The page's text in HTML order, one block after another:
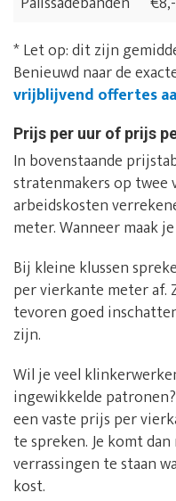
* Let op: dit zijn
Benieuwd naar de
vrijblijvend offertes
Prijs per uur of prijs
In bovenstaande
stratenmakers op twee
arbeidskosten
meter. Wanneer maak
Bij kleine klussen
per vierkante meter af.
tevoren goed
zijn.
Wil je veel
ingewikkelde
een vaste prijs per
te spreken. Je komt
verrassingen te staan
kost.